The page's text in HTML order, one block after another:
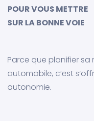
POUR VOUS METTRE
SUR LA BONNE VOIE
Parce que planifier
automobile, c’est
autonomie.